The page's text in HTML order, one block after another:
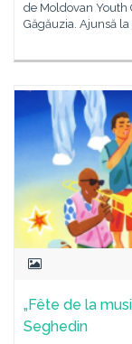
de Moldovan Youth
Găgăuzia. Ajunsă
„Fête de la
Seghedin